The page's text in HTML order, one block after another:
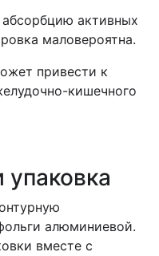
активных
маловероятна.
привести к
кишечного
алюминиевой.
вместе с